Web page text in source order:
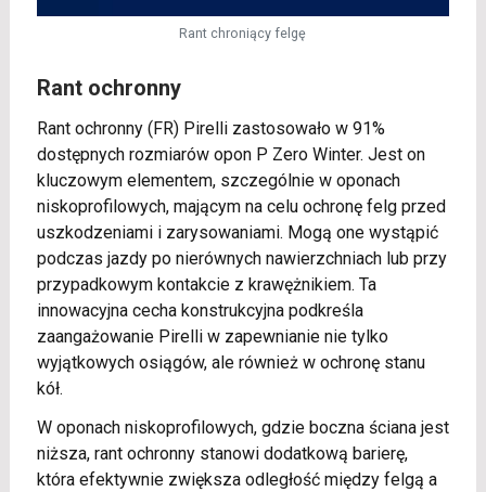
Rant chroniący felgę
Rant ochronny
Rant ochronny (FR) Pirelli zastosowało w 91%
dostępnych rozmiarów opon P Zero Winter. Jest on
kluczowym elementem, szczególnie w oponach
niskoprofilowych, mającym na celu ochronę felg przed
uszkodzeniami i zarysowaniami. Mogą one wystąpić
podczas jazdy po nierównych nawierzchniach lub przy
przypadkowym kontakcie z krawężnikiem. Ta
innowacyjna cecha konstrukcyjna podkreśla
zaangażowanie Pirelli w zapewnianie nie tylko
wyjątkowych osiągów, ale również w ochronę stanu
kół.
W oponach niskoprofilowych, gdzie boczna ściana jest
niższa, rant ochronny stanowi dodatkową barierę,
która efektywnie zwiększa odległość między felgą a